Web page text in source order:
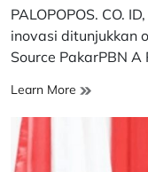
read
time
PALOPOPOS. CO.
inovasi ditunjukkan
Source PakarPBN
Learn More Sentuhan
UMPalopo